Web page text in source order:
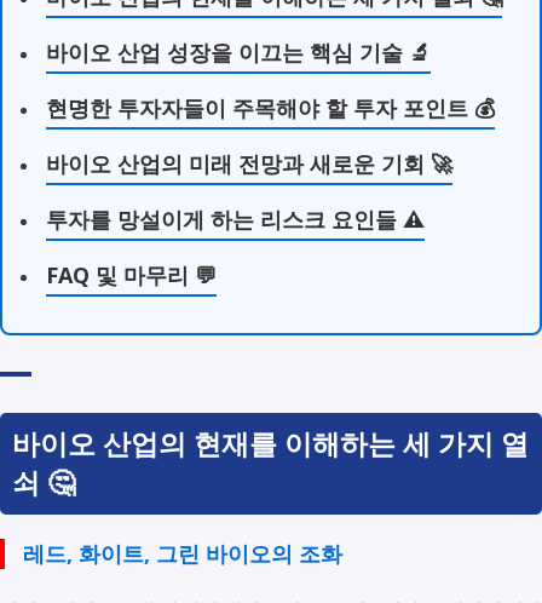
바이오 산업 성장을 이끄는 핵심 기술 🔬
현명한 투자자들이 주목해야 할 투자 포인트 💰
바이오 산업의 미래 전망과 새로운 기회 🚀
투자를 망설이게 하는 리스크 요인들 ⚠️
FAQ 및 마무리 💬
바이오 산업의 현재를 이해하는 세 가지 열
쇠 🤔
레드, 화이트, 그린 바이오의 조화